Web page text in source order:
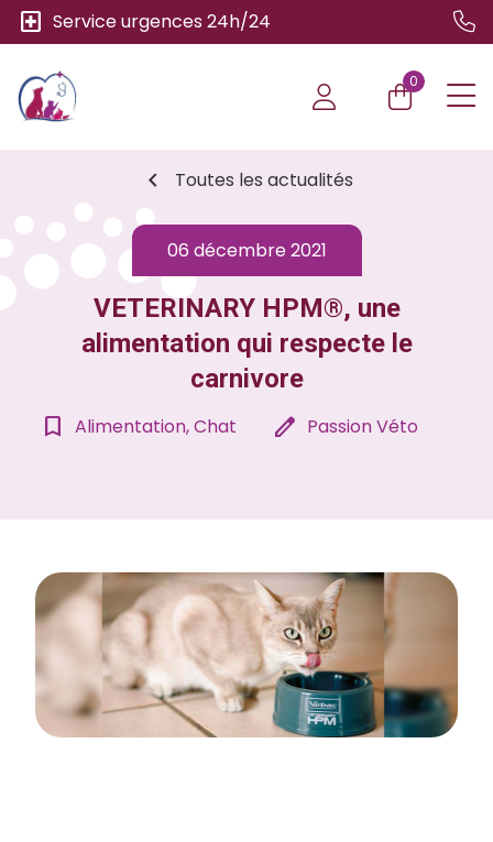
local_hospital Service urgences 24h/24
0
chevron_left Toutes les actualités
06 décembre 2021
VETERINARY HPM®, une
alimentation qui respecte le
carnivore
bookmark_border Alimentation, Chat edit Passion Véto